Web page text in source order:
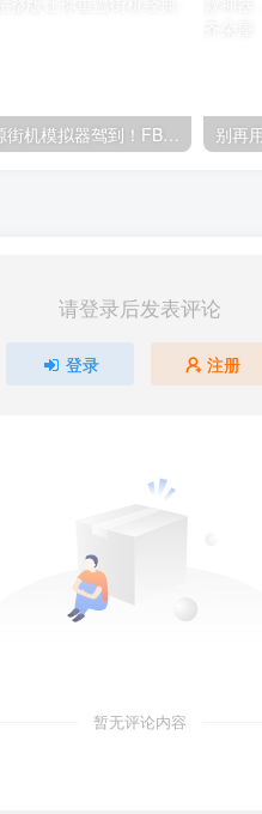
免费开源街机模拟器驾到！FB Neo汉化完整版让你重温街机经典
请登录后发表评论
登录 注册
暂无评论内容